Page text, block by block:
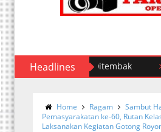
Headlines
Tewas Ditembak
Home Ragam
Sambut
Pemasyarakatan ke-60, Rutan
Laksanakan Kegiatan Gotong